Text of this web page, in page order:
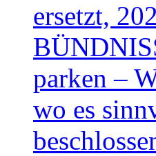
ersetzt,
parken –
wo es